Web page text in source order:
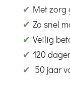
✔ Met zorg
✔ Zo snel
✔ Veilig
✔ 120
✔ 50 jaar